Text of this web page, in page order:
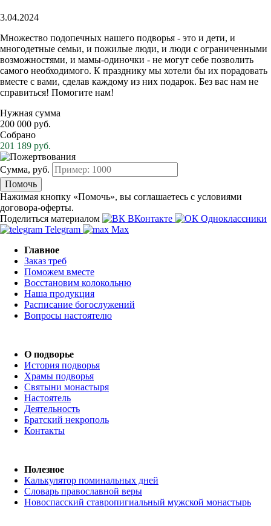
3.04.2024
Множество подопечных нашего подворья - это и дети, и
многодетные семьи, и пожилые люди, и люди с ограниченными
возможностями, и мамы-одиночки - не могут себе позволить
самого необходимого. К празднику мы хотели бы их порадовать
вместе с вами, сделав каждому из них подарок. Без вас нам не
справиться! Помогите нам!
Нужная сумма
200 000 руб.
Собрано
201 189 руб.
Сумма, руб.
Помочь
Нажимая кнопку «Помочь», вы соглашаетесь с условиями
договора-оферты.
Поделиться материалом
ВКонтакте
Одноклассники
Telegram
Max
Главное
Заказ треб
Поможем вместе
Восстановим колокольню
Наша продукция
Расписание богослужений
Вопросы настоятелю
О подворье
История подворья
Храмы подворья
Святыни монастыря
Настоятель
Деятельность
Братский некрополь
Контакты
Полезное
Калькулятор поминальных дней
Словарь православной веры
Новоспасский ставропигиальный мужской монастырь